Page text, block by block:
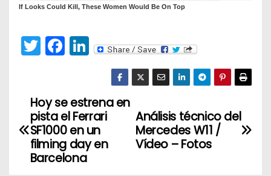
T
w
er
F
a
e
b
o
o
Li
e
dI
n
N
a
Análisis técnico del
Mercedes W11 /
Vídeo – Fotos
Hoy se estrena en
pista el Ferrari
SF1000 en un
filming day en
Barcelona